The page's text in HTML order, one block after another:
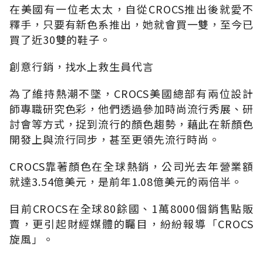
在美國有一位老太太，自從CROCS推出後就愛不
釋手，只要有新色系推出，她就會買一雙，至今已
買了近30雙的鞋子。
創意行銷，找水上救生員代言
為了維持熱潮不墜，CROCS美國總部有兩位設計
師專職研究色彩，他們透過參加時尚流行秀展、研
討會等方式，捉到流行的顏色趨勢，藉此在新顏色
開發上與流行同步，甚至更領先流行時尚。
CROCS靠著顏色在全球熱銷，公司光去年營業額
就達3.54億美元，是前年1.08億美元的兩倍半。
目前CROCS在全球80餘國、1萬8000個銷售點販
賣，更引起財經媒體的矚目，紛紛報導「CROCS
旋風」。